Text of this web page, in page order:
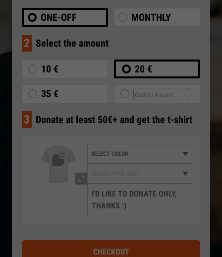
ONE-OFF MONTHLY
2 Select the amount
10 € 20 €
35 €
3 Donate at least 50€+ and get the t-shirt
I'D LIKE TO DONATE ONLY,
THANKS :)
CHECKOUT